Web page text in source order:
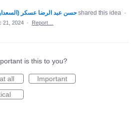
shared this idea ·
21, 2024 · Report…
is this to you?
all
Important